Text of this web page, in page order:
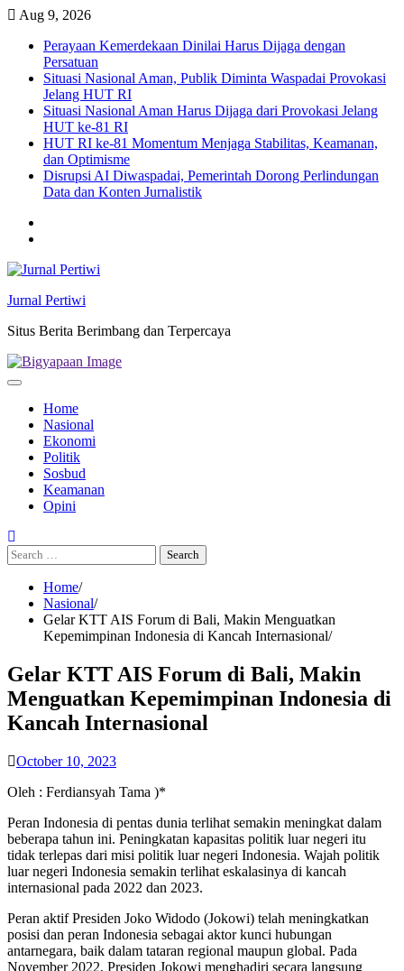
Skip
content
Aug 9, 2026
Perayaan Kemerdekaan Dinilai Harus Dijaga dengan
Persatuan
Situasi Nasional Aman, Publik Diminta Waspadai Provokasi
Jelang HUT RI
Situasi Nasional Aman Harus Dijaga dari Provokasi Jelang
HUT ke-81 RI
HUT RI ke-81 Momentum Menjaga Stabilitas, Keamanan,
dan Optimisme
Disrupsi AI Diwaspadai, Pemerintah Dorong Perlindungan
Data dan Konten Jurnalistik
Jurnal Pertiwi
Situs Berita Berimbang dan Terpercaya
Home
Nasional
Ekonomi
Politik
Sosbud
Keamanan
Opini
Search
for:
Home
Nasional
Gelar KTT AIS Forum di Bali, Makin Menguatkan
Kepemimpinan Indonesia di Kancah Internasional
Gelar KTT AIS Forum di Bali, Makin
Menguatkan Kepemimpinan Indonesia di
Kancah Internasional
October 10, 2023
Oleh : Ferdiansyah Tama )*
Peran Indonesia di pentas dunia terlihat semakin meningkat dalam
beberapa tahun ini. Peningkatan kapasitas politik luar negeri itu
tidak terlepas dari misi politik luar negeri Indonesia. Wajah politik
luar negeri Indonesia semakin terlihat eskalasinya di kancah
internasional pada 2022 dan 2023.
Peran aktif Presiden Joko Widodo (Jokowi) telah meningkatkan
posisi dan peran Indonesia sebagai aktor kunci hubungan
antarnegara, baik dalam tataran regional maupun global. Pada
November 2022, Presiden Jokowi menghadiri secara langsung